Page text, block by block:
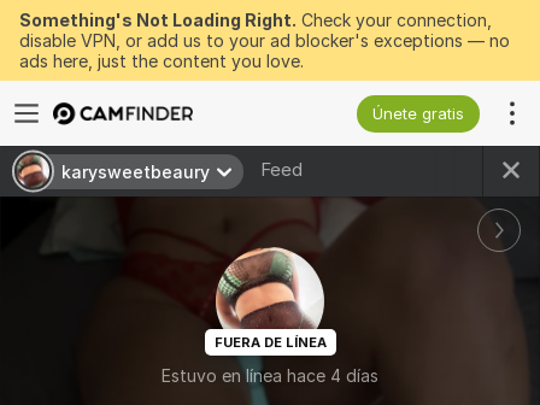
Something's Not Loading Right. Check your connection,
disable VPN, or add us to your ad blocker's exceptions — no
ads here, just the content you love.
Únete gratis
karysweetbeaury Feed
FUERA DE LÍNEA
Estuvo en línea hace 4 días